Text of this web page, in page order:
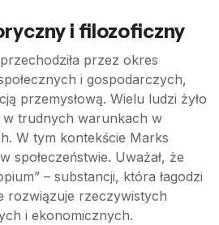
i filozoficzny
przez okres
i gospodarczych,
przemysłową. Wielu ludzi żyło
trudnych warunkach w
W tym kontekście Marks
społeczeństwie. Uważał, że
– substancji, która łagodzi
rozwiązuje rzeczywistych
i ekonomicznych.